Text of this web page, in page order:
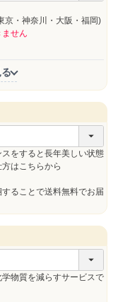
京・神奈川・大阪・福岡)
せん
をすると長年美しい状態
はこちらから
ることで送料無料でお届
物質を減らすサービスで